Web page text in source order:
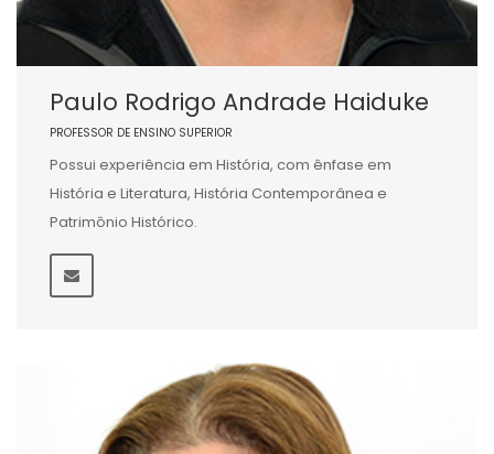
Paulo Rodrigo Andrade Haiduke
PROFESSOR DE ENSINO SUPERIOR
Possui experiência em História, com ênfase em
História e Literatura, História Contemporânea e
Patrimônio Histórico.